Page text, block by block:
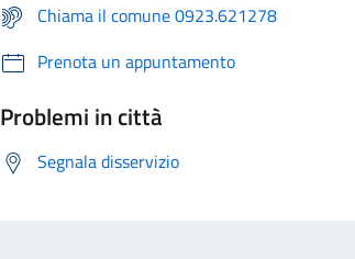
Chiama il comune 0923.621278
Prenota un appuntamento
Problemi in città
Segnala disservizio